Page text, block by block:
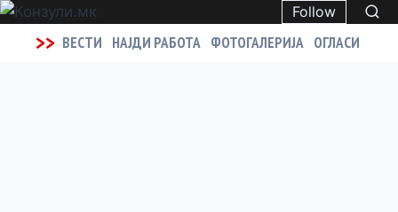
Follow
>> ВЕСТИ НАЈДИ РАБОТА ФОТОГАЛЕРИЈА ОГЛАСИ